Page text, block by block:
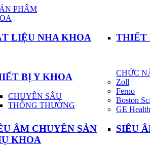
PHẨM
LIỆU NHA KHOA THIẾT
BỊ Y KHOA
CHUYÊN SÂU
THÔNG THƯỜNG
CHỨC
Zoll
Ferno
Boston
GE
ÂM CHUYÊN SẢN
KHOA
SIÊU